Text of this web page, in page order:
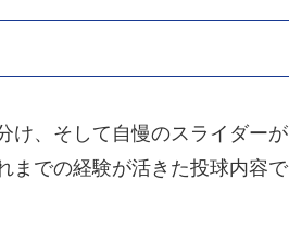
け、そして自慢のスライダーが
までの経験が活きた投球内容で